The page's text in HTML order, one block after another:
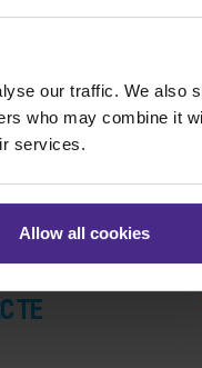
our traffic. We also
who may combine it
services.
Allow all cookies
mm)
TE